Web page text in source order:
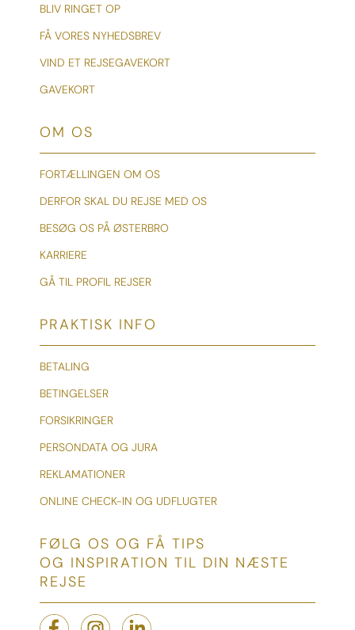
BLIV RINGET OP
FÅ VORES NYHEDSBREV
VIND ET REJSEGAVEKORT
GAVEKORT
OM OS
FORTÆLLINGEN OM OS
DERFOR SKAL DU REJSE MED OS
BESØG OS PÅ ØSTERBRO
KARRIERE
GÅ TIL PROFIL REJSER
PRAKTISK INFO
BETALING
BETINGELSER
FORSIKRINGER
PERSONDATA OG JURA
REKLAMATIONER
ONLINE CHECK-IN OG UDFLUGTER
FØLG OS OG FÅ TIPS
OG INSPIRATION TIL DIN NÆSTE
REJSE